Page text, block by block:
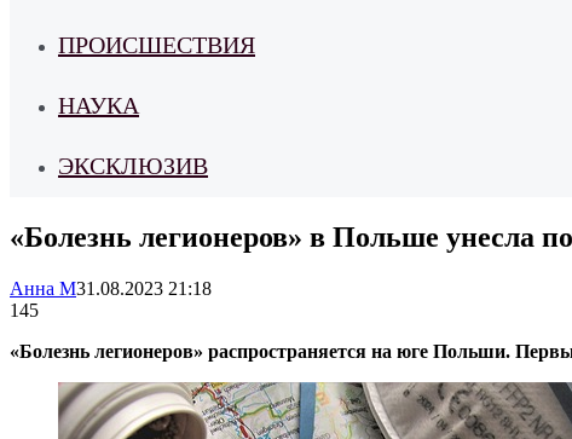
ПРОИСШЕСТВИЯ
НАУКА
ЭКСКЛЮЗИВ
«Болезнь легионеров» в Польше унесла
Анна М31.08.2023 21:18
145
«Болезнь легионеров» распространяется на юге Польши.